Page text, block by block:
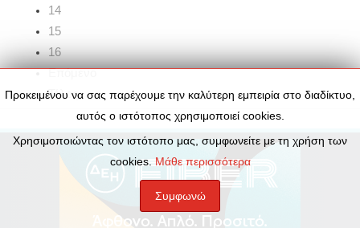
14
15
16
Επόμενο
Τέλος
Προκειμένου να σας παρέχουμε την καλύτερη εμπειρία στο διαδίκτυο,
αυτός ο ιστότοπος χρησιμοποιεί cookies.
Χρησιμοποιώντας τον ιστότοπο μας, συμφωνείτε με τη χρήση των
cookies.Μάθε περισσότερα
Συμφωνώ